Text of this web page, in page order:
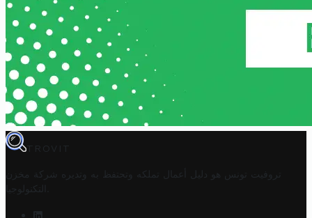
TROVIT
تروفيت تونس هو دليل أعمال تملكه وتحتفظ به وتديره
شركة مخزن
التكنولوجيا